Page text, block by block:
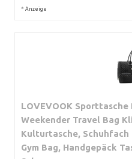
* Anzeige
LOVEVOOK Sporttasche
Weekender Travel Bag
Kulturtasche, Schuhfach
Gym Bag, Handgepäck